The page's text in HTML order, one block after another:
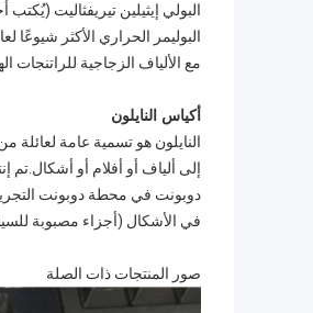
البوليمر الحراري الأكثر شيوعًا
مع الألياف الزجاجية للراتنجات
أكياس النايلون
النايلون هو تسمية عامة لعائلة
دوبونت في محطة دوبونت
في الأشكال (أجزاء مصبوبة
صور المنتجات ذات الصلة